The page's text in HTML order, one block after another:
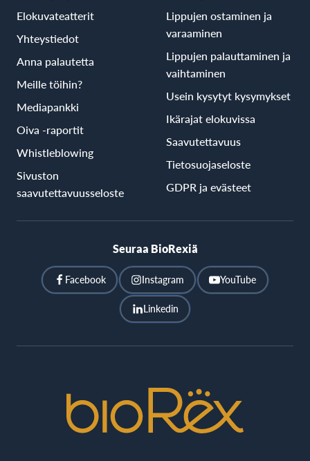
Elokuvateatterit
Yhteystiedot
Anna palautetta
Meille töihin?
Mediapankki
Oiva -raportit
Whistleblowing
Sivuston
saavutettavuusseloste
Lippujen ostaminen ja
varaaminen
Lippujen palauttaminen ja
vaihtaminen
Usein kysytyt kysymykset
Ikärajat elokuvissa
Saavutettavuus
Tietosuojaseloste
GDPR ja evästeet
Seuraa BioRexiä
Facebook Instagram YouTube
Linkedin
Cinemas